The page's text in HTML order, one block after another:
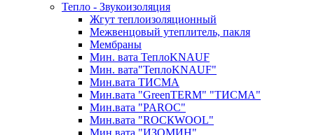
Тепло - Звукоизоляция
Жгут теплоизоляционный
Межвенцовый утеплитель, пакля
Мембраны
Мин. вата ТеплоKNAUF
Мин. вата"ТеплоKNAUF"
Мин.вата ТИСМА
Мин.вата "GreenTERM" "ТИСМА"
Мин.вата "PAROC"
Мин.вата "ROCКWOOL"
Мин.вата "ИЗОМИН"